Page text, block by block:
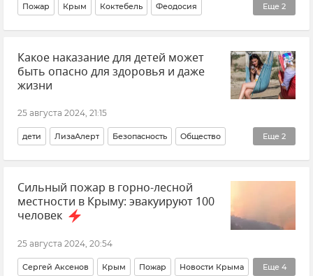
Еще 2
Пожар Крым Коктебель Феодосия
Новости Крыма Происшествия
Какое наказание для детей может
быть опасно для здоровья и даже
жизни
25 августа 2024, 21:15
Еще 2
дети ЛизаАлерт Безопасность Общество
Новости Мнения
Сильный пожар в горно-лесной
местности в Крыму: эвакуируют 100
человек
25 августа 2024, 20:54
Еще 4
Сергей Аксенов Крым Пожар Новости Крыма